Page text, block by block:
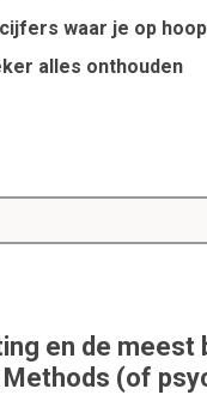
waar je op
alles onthouden
en de
Methods (of